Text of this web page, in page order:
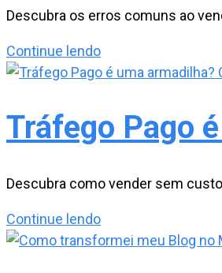
Compra
seus
clientes
Descubra os erros comuns ao
Continue lendoVender
na
Evite
erros
conquiste
consistentes
Tráfego Pago
Descubra como vender sem
Continue lendoTráfego
Pago